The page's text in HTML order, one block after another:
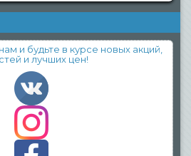
и будьте в курсе новых акций,
и лучших цен!